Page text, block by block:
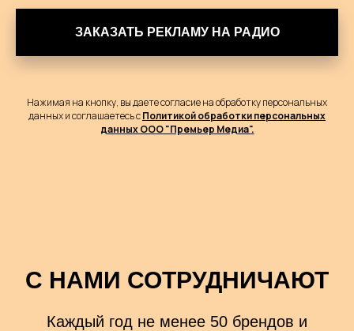
ЗАКАЗАТЬ РЕКЛАМУ НА РАДИО
Нажимая на кнопку, вы даете согласие на обработку персональных
данных и соглашаетесь cПолитикой обработки персональных
данныхООО "Премьер Медиа".
С НАМИ СОТРУДНИЧАЮТ
Каждый год не менее 50 брендов и